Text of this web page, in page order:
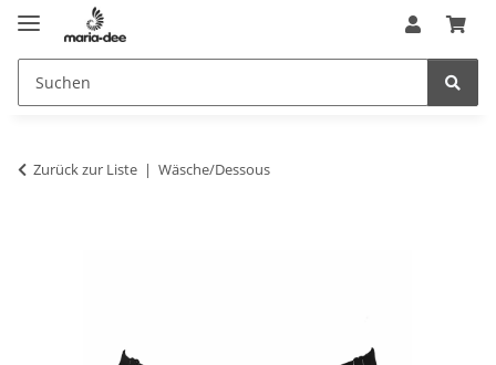
Zurück zur Liste Wäsche/Dessous